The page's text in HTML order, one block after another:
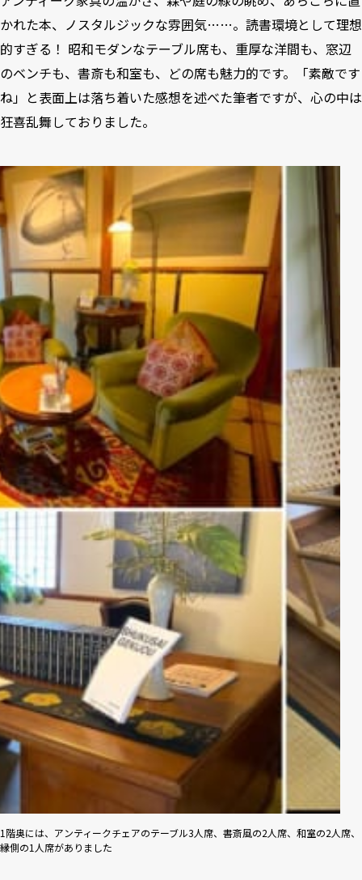
かれた本、ノスタルジックな雰囲気……。読書環境として理想
的すぎる！ 昭和モダンなテーブル席も、重厚な洋間も、窓辺
のベンチも、書斎も和室も、どの席も魅力的です。「素敵です
ね」と表面上は落ち着いた感想を述べた筆者ですが、心の中は
狂喜乱舞しておりました。
1階奥には、アンティークチェアのテーブル3人席、書斎風の2人席、和室の2人席、
縁側の1人席がありました